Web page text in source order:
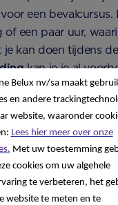
een bevalcursus.
of een paar uur,
je kan doen tijdens
kan je je al
een
wordt
een
Belux nv/sa maakt
en andere
website, waaronder
Lees hier meer over onze
Met uw toestemming
cookies om uw algehele
te verbeteren, het
website te meten en te